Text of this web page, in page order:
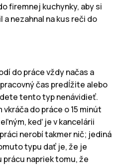
firemnej kuchynky, aby si
nezahnal na kus reči do
do práce vždy načas a
čas predĺžite alebo
tento typ nenávidieť.
do práce o 15 minút
keď je v kancelárii
nerobí takmer nič; jediná
typu dať je, že je
napriek tomu, že